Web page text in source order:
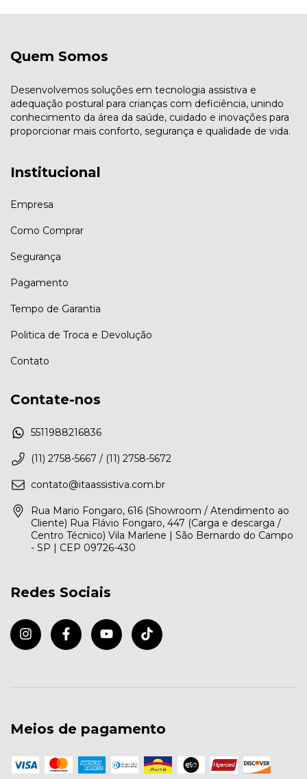
Quem Somos
Desenvolvemos soluções em tecnologia assistiva e
adequação postural para crianças com deficiência, unindo
conhecimento da área da saúde, cuidado e inovações para
proporcionar mais conforto, segurança e qualidade de vida.
Institucional
Empresa
Como Comprar
Segurança
Pagamento
Tempo de Garantia
Politica de Troca e Devolução
Contato
Contate-nos
5511988216836
(11) 2758-5667 / (11) 2758-5672
contato@itaassistiva.com.br
Rua Mario Fongaro, 616 (Showroom / Atendimento ao
Cliente) Rua Flávio Fongaro, 447 (Carga e descarga /
Centro Técnico) Vila Marlene | São Bernardo do Campo
- SP | CEP 09726-430
Redes Sociais
Meios de pagamento